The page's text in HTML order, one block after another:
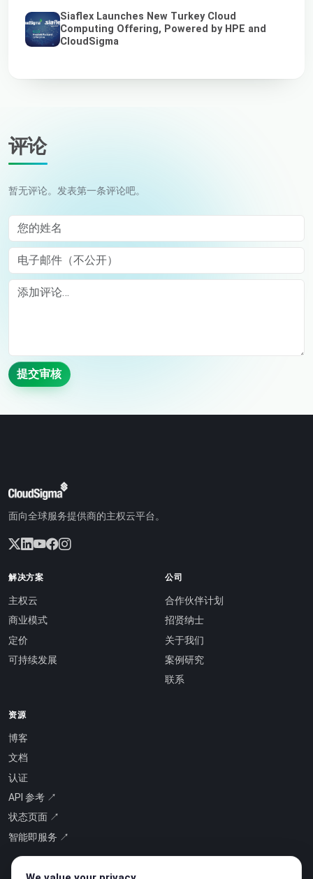
Siaflex Launches New Turkey Cloud
Computing Offering, Powered by HPE and
CloudSigma
评论
暂无评论。发表第一条评论吧。
您的姓名
电子邮件（不公开）
Comment
提交审核
面向全球服务提供商的主权云平台。
解决方案
主权云
商业模式
定价
可持续发展
公司
合作伙伴计划
招贤纳士
关于我们
案例研究
联系
资源
博客
文档
认证
API 参考 ↗
状态页面 ↗
智能即服务 ↗